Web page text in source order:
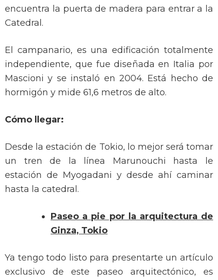
encuentra la puerta de madera para entrar a la
Catedral.
El campanario, es una edificación totalmente
independiente, que fue diseñada en Italia por
Mascioni y se instaló en 2004. Está hecho de
hormigón y mide 61,6 metros de alto.
Cómo llegar:
Desde la estación de Tokio, lo mejor será tomar
un tren de la línea Marunouchi hasta le
estación de Myogadani y desde ahí caminar
hasta la catedral.
Paseo a pie por la arquitectura de
Ginza, Tokio
Ya tengo todo listo para presentarte un artículo
exclusivo de este paseo arquitectónico, es